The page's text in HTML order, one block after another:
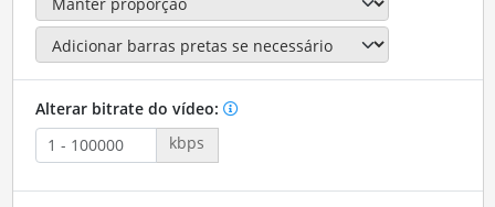
Alterar bitrate do vídeo:
kbps